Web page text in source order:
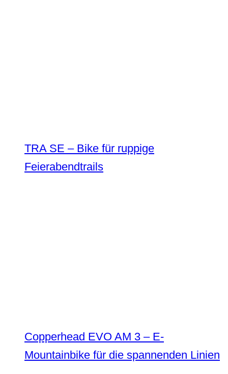
TRA SE – Bike für ruppige
Feierabendtrails
Copperhead EVO AM 3 – E-
Mountainbike für die spannenden Linien